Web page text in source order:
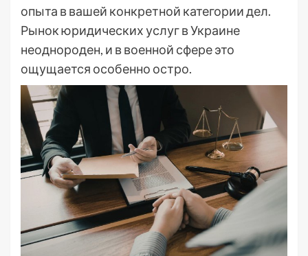
опыта в вашей конкретной категории дел.
Рынок юридических услуг в Украине
неоднороден, и в военной сфере это
ощущается особенно остро.